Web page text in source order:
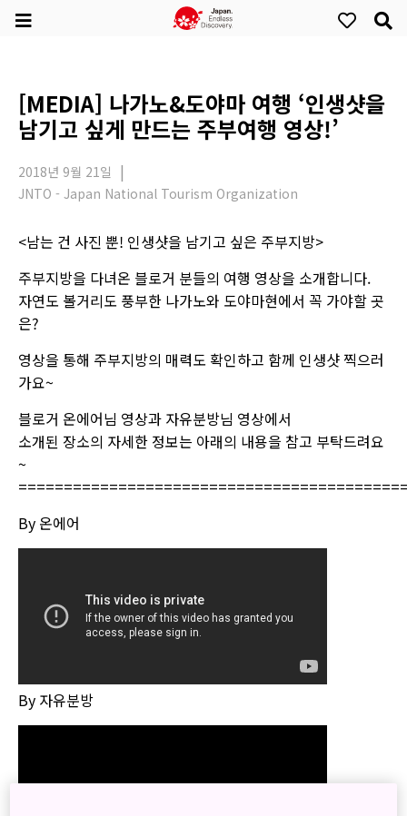
[MEDIA] 나가노&도야마 여행 ‘인생샷을
남기고 싶게 만드는 주부여행 영상!’
2018년 9월 21일
JNTO - Japan National Tourism Organization
​<남는 건 사진 뿐! 인생샷을 남기고 싶은 주부지방>
주부지방을 다녀온 블로거 분들의 여행 영상을 소개합니다.
자연도 볼거리도 풍부한 나가노와 도야마현에서 꼭 가야할 곳
은?
영상을 통해 주부지방의 매력도 확인하고 함께 인생샷 찍으러
가요~
블로거 온에어님 영상과 자유분방님 영상에서
소개된 장소의 자세한 정보는 아래의 내용을 참고 부탁드려요
~
By 온에어
By 자유분방